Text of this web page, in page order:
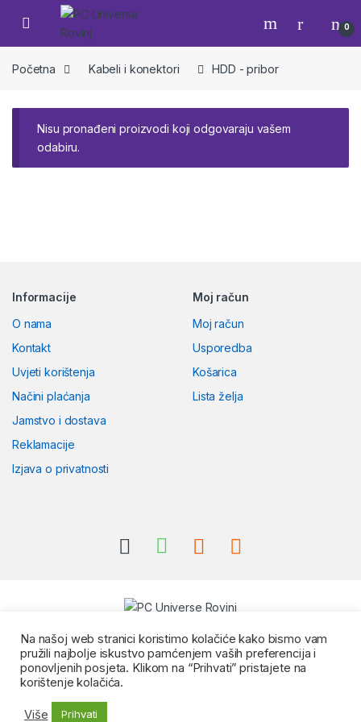
Skip to navigation
Skip to content
Open 0
Početna Kabeli i konektori HDD - pribor
Nisu pronađeni proizvodi koji odgovaraju vašem
odabiru.
Informacije
O nama
Kontakt
Uvjeti korištenja
Načini plaćanja
Jamstvo i dostava
Reklamacije
Izjava o privatnosti
Moj račun
Moj račun
Usporedba
Košarica
Lista želja
Na našoj web stranici koristimo kolačiće kako bismo vam
pružili najbolje iskustvo pamćenjem vaših preferencija i
ponovljenih posjeta. Klikom na “Prihvati” pristajete na
korištenje kolačića.
Više Prihvati